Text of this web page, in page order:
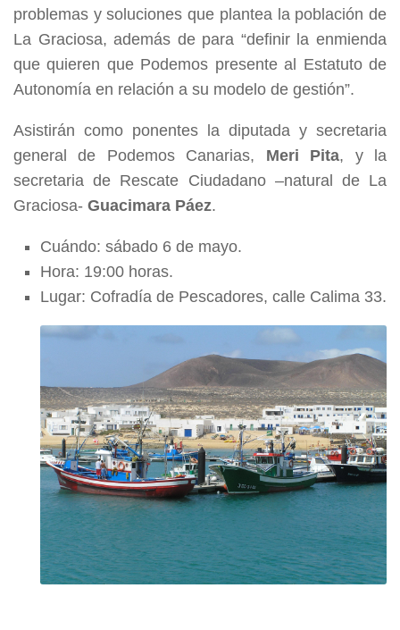
problemas y soluciones que plantea la población de
La Graciosa, además de para “definir la enmienda
que quieren que Podemos presente al Estatuto de
Autonomía en relación a su modelo de gestión”.
Asistirán como ponentes la diputada y secretaria
general de Podemos Canarias, Meri Pita, y la
secretaria de Rescate Ciudadano –natural de La
Graciosa- Guacimara Páez.
Cuándo: sábado 6 de mayo.
Hora: 19:00 horas.
Lugar: Cofradía de Pescadores, calle Calima 33.